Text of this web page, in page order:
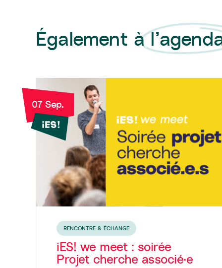
Également à
07 Sep.
RENCONTRE & ÉCHANGE
iES! we meet : soirée
Projet cherche associé·e